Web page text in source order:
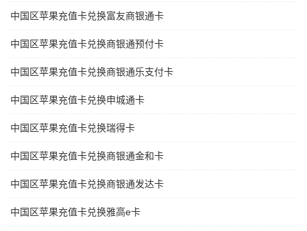
中国区苹果充值卡兑换富友商银通卡
中国区苹果充值卡兑换商银通预付卡
中国区苹果充值卡兑换商银通乐支付卡
中国区苹果充值卡兑换申城通卡
中国区苹果充值卡兑换瑞得卡
中国区苹果充值卡兑换商银通金和卡
中国区苹果充值卡兑换商银通发达卡
中国区苹果充值卡兑换雅高e卡